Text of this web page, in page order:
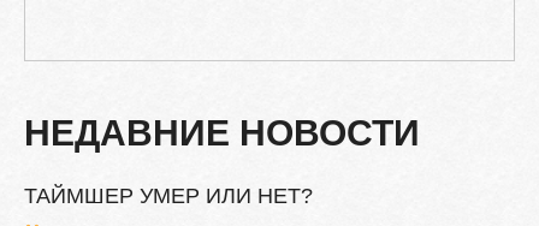
НЕДАВНИЕ НОВОСТИ
ТАЙМШЕР УМЕР ИЛИ НЕТ?